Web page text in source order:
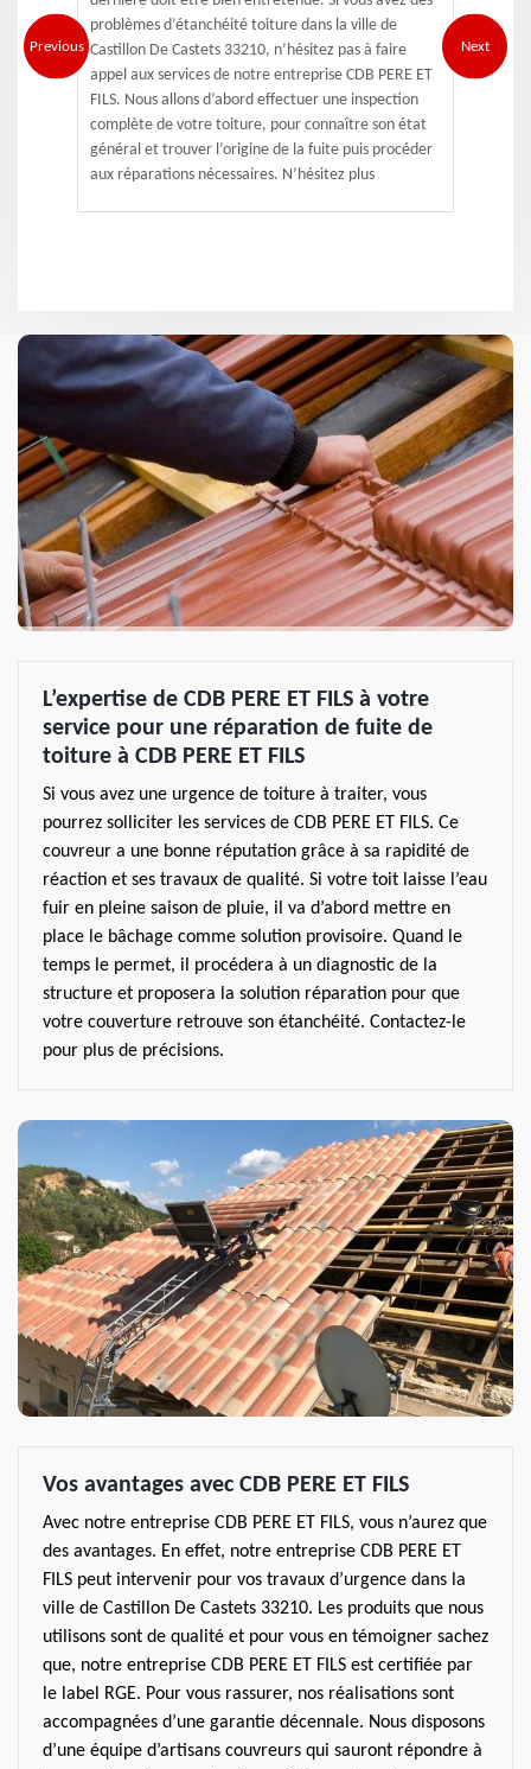
Previous
problèmes d’étanchéité toiture dans la ville de
Castillon De Castets 33210, n’hésitez pas à faire
appel aux services de notre entreprise CDB PERE ET
FILS. Nous allons d’abord effectuer une inspection
complète de votre toiture, pour connaître son état
général et trouver l’origine de la fuite puis procéder
aux réparations nécessaires. N’hésitez plus
Next
L’expertise de CDB PERE ET FILS à votre
service pour une réparation de fuite de
toiture à CDB PERE ET FILS
Si vous avez une urgence de toiture à traiter, vous
pourrez solliciter les services de CDB PERE ET FILS. Ce
couvreur a une bonne réputation grâce à sa rapidité de
réaction et ses travaux de qualité. Si votre toit laisse l’eau
fuir en pleine saison de pluie, il va d’abord mettre en
place le bâchage comme solution provisoire. Quand le
temps le permet, il procédera à un diagnostic de la
structure et proposera la solution réparation pour que
votre couverture retrouve son étanchéité. Contactez-le
pour plus de précisions.
Vos avantages avec CDB PERE ET FILS
Avec notre entreprise CDB PERE ET FILS, vous n’aurez que
des avantages. En effet, notre entreprise CDB PERE ET
FILS peut intervenir pour vos travaux d’urgence dans la
ville de Castillon De Castets 33210. Les produits que nous
utilisons sont de qualité et pour vous en témoigner sachez
que, notre entreprise CDB PERE ET FILS est certifiée par
le label RGE. Pour vous rassurer, nos réalisations sont
accompagnées d’une garantie décennale. Nous disposons
d’une équipe d’artisans couvreurs qui sauront répondre à